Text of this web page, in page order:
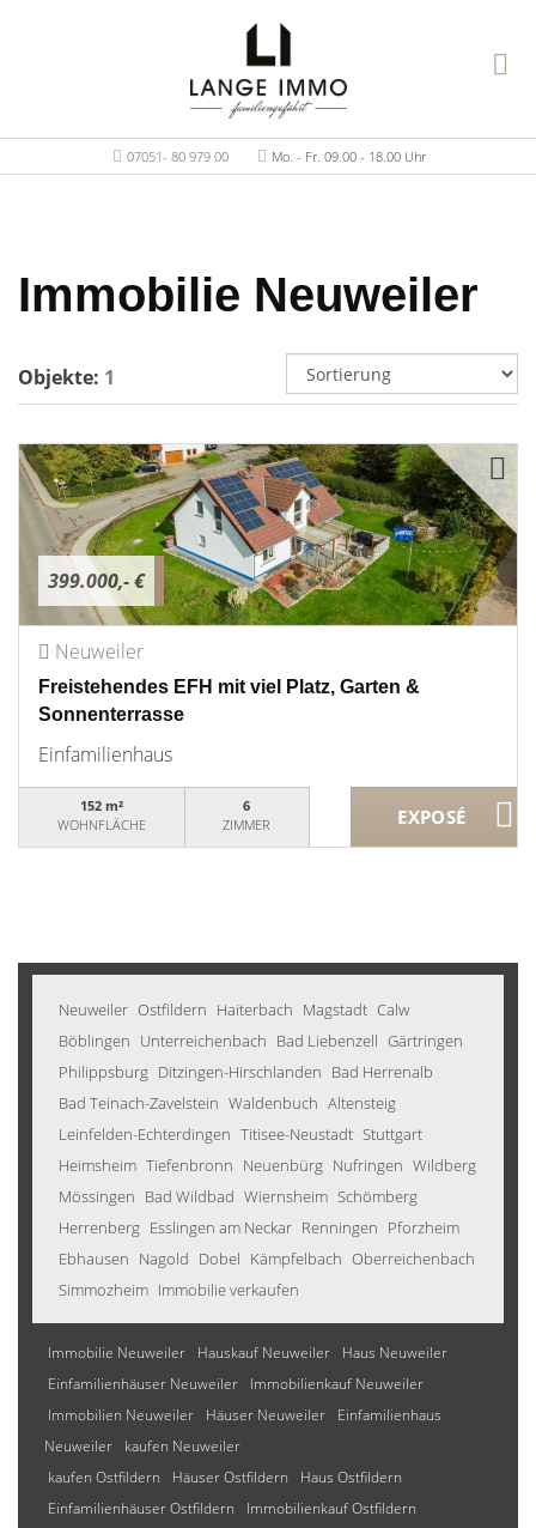
07051- 80 979 00 Mo. - Fr. 09.00 - 18.00 Uhr
Immobilie Neuweiler
Objekte: 1
399.000,- €
Neuweiler
Freistehendes EFH mit viel Platz, Garten &
Sonnenterrasse
Einfamilienhaus
152 m²
WOHNFLÄCHE
6
ZIMMER
Neuweiler Ostfildern Haiterbach Magstadt Calw
Böblingen Unterreichenbach Bad Liebenzell Gärtringen
Philippsburg Ditzingen-Hirschlanden Bad Herrenalb
Bad Teinach-Zavelstein Waldenbuch Altensteig
Leinfelden-Echterdingen Titisee-Neustadt Stuttgart
Heimsheim Tiefenbronn Neuenbürg Nufringen Wildberg
Mössingen Bad Wildbad Wiernsheim Schömberg
Herrenberg Esslingen am Neckar Renningen Pforzheim
Ebhausen Nagold Dobel Kämpfelbach Oberreichenbach
Simmozheim Immobilie verkaufen
Immobilie Neuweiler Hauskauf Neuweiler
Haus Neuweiler
Einfamilienhäuser Neuweiler
Immobilienkauf Neuweiler
Immobilien Neuweiler
Häuser Neuweiler
Einfamilienhaus
Neuweiler
kaufen Neuweiler
kaufen Ostfildern
Häuser Ostfildern
Haus Ostfildern
Einfamilienhäuser Ostfildern
Immobilienkauf Ostfildern